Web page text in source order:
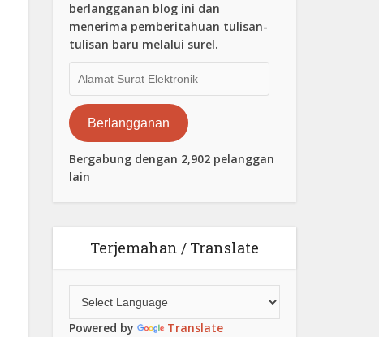
berlangganan blog ini dan
menerima pemberitahuan tulisan-
tulisan baru melalui surel.
Surat
Elektronik
Berlangganan
Bergabung dengan 2,902 pelanggan
lain
Terjemahan / Translate
Powered by Translate